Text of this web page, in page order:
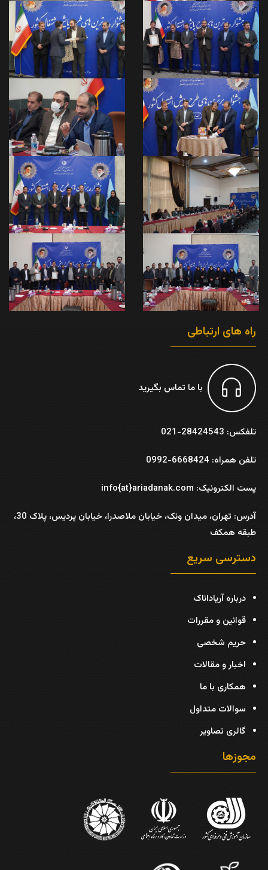
راه های ارتباطی
با ما تماس بگیرید
تلفکس: 28424543-021
تلفن همراه: 6668424-0992
پست الکترونیک: info{at}ariadanak.com
آدرس:
تهران، میدان ونک، خیابان ملاصدرا، خیابان پردیس، پلاک 30،
طبقه همکف
دسترسی سریع
درباره آریاداناک
قوانین و مقررات
حریم شخصی
اخبار و مقالات
همکاری با ما
سوالات متداول
گالری تصاویر
مجوزها